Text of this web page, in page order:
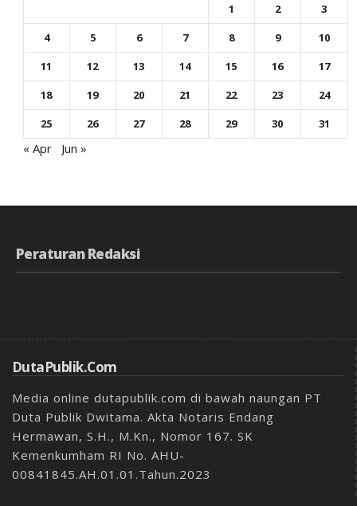
1
2
3
4
5 6 7 8 9
10
11
12 13 14 15 16
17
18
19 20 21 22 23
24
25
26 27 28 29 30 31
« Apr Jun »
Peraturan Redaksi
DutaPublik.com
Media online dutapublik.com di bawah naungan PT
Duta Publik Dwitama. Akta Notaris Endang
Hermawan, S.H., M.Kn., Nomor 167. SK
Kemenkumham RI No. AHU-
00841845.AH.01.01.Tahun.2023